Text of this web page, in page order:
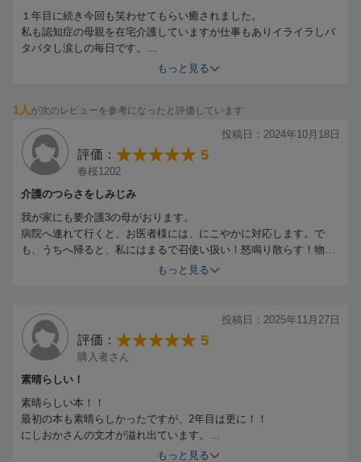
１年目に続き今回も笑わせてもらい癒されました。
私も認知症の母親を在宅介護していますが仕事もありイライラしバ
タバタし涙しの毎日です。
余裕がなく疲れた時に読むとハッとさせられたり反省したり最後に
おかさんも・・と思っていましたが
お母様とお姉様の関係を思うにしおかさんの気持ちを初めて知り納
得しました。
介護には１００人いたら１００通りだと思います。
お母様とお姉様はお幸せだと思います。いつまでも家族で暮らせる
事を祈ってます。
ので、お体をお大事に・・・
もっと見る
1人 が次のレビューを参考になったと評価しています
投稿日：2024年10月18日
評価： 5
春桜1202
介護のつらさをしみじみ
我が家にも要介護3の母がおります。
病院へ連れて行くと、お医者様には、にこやかに対応します。で
も、うちへ帰ると、私にはまるで召使い扱い！怒鳴り散らす！物を
もっと見る
投稿日：2025年11月27日
評価： 5
購入者さん
素晴らしい！
素晴らしい本！！
最初の本も素晴らしかったですが、2年目は更に！！
にしおかさんの文才が溢れ出ています。
もっと見る